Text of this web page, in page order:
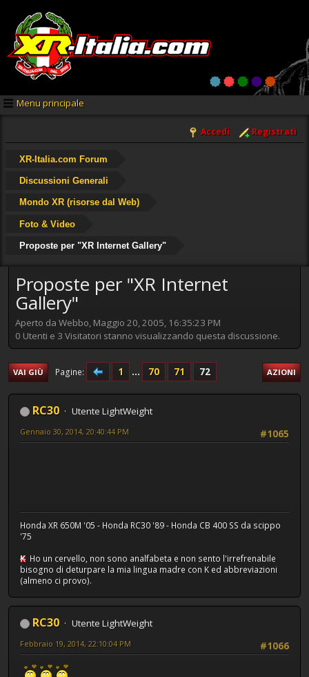
Menu principale
Accedi Registrati
XR-Italia.com Forum
Discussioni Generali
Mondo XR (risorse dal Web)
Foto & Video
Proposte per "XR Internet Gallery"
Proposte per "XR Internet
Gallery"
Aperto da Webbo, Maggio 20, 2005, 16:35:23 PM
0 Utenti e 3 Visitatori stanno visualizzando questa discussione.
VAI GIÙ Pagine 1 ... 70 71 72 AZIONI
RC30
Utente LightWeight
#1065
Gennaio 30, 2014, 20:40:44 PM
Honda XR 650M '05 - Honda RC30 '89 - Honda CB 400 SS da scippo
'75
KHo un cervello, non sono analfabeta e non sento l'irrefrenabile
bisogno di deturpare la mia lingua madre con K ed abbreviazioni
(almeno ci provo).
RC30
Utente LightWeight
#1066
Febbraio 19, 2014, 22:10:04 PM